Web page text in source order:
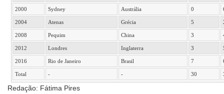
2000 Sydney Austrália 0
2004 Atenas Grécia 5
2008 Pequim China 3
2012 Londres Inglaterra 3
2016 Rio de Janeiro Brasil 7
Total - - 30
Redação: Fátima Pires